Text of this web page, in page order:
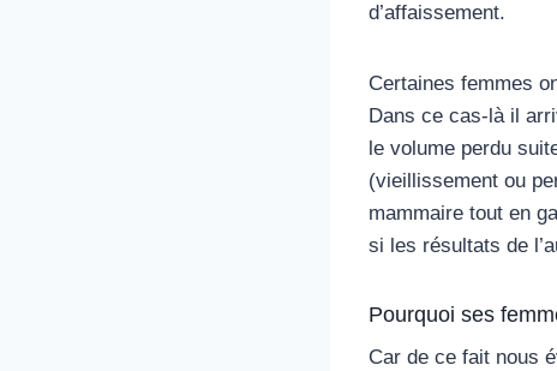
d’affaissement.
Certaines femmes
Dans ce cas-là il
le volume perdu
(vieillissement ou
mammaire tout en
si les résultats de
Pourquoi ses
Car de ce fait nous